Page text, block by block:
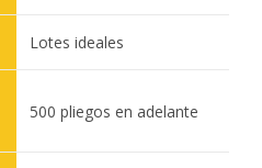
Lotes ideales
500 pliegos en adelante